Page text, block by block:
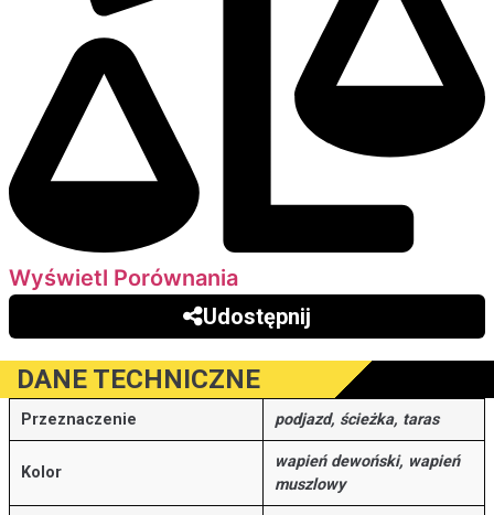
Wyświetl Porównania
Udostępnij
DANE TECHNICZNE
Przeznaczenie podjazd, ścieżka, taras
Kolor
wapień dewoński, wapień
muszlowy